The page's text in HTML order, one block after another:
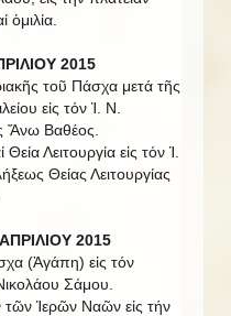
2015
τοῦ Πάσχα μετά τῆς
εἰς τόν Ἱ. Ν.
Βαθέος.
Λειτουργία εἰς τόν Ἱ.
Θείας Λειτουργίας
2015
(Ἀγάπη) εἰς τόν
Σάμου.
Ἱερῶν Ναῶν εἰς τήν